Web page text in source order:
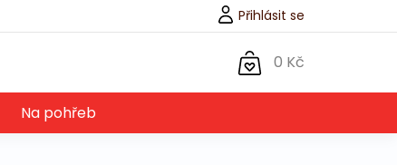
Přihlásit se
0 Kč
Na pohřeb